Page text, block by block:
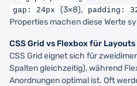
gap: 24px (3×8), padding:
Properties machen diese Werte
CSS Grid vs Flexbox für
CSS Grid eignet sich für
Spalten gleichzeitig), während
Anordnungen optimal ist. Oft